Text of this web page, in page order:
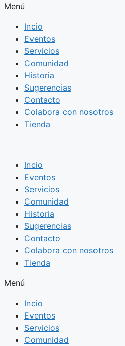
Menú
Incio
Eventos
Servicios
Comunidad
Historia
Sugerencias
Contacto
Colabora con nosotros
Tienda
Incio
Eventos
Servicios
Comunidad
Historia
Sugerencias
Contacto
Colabora con nosotros
Tienda
Menú
Incio
Eventos
Servicios
Comunidad